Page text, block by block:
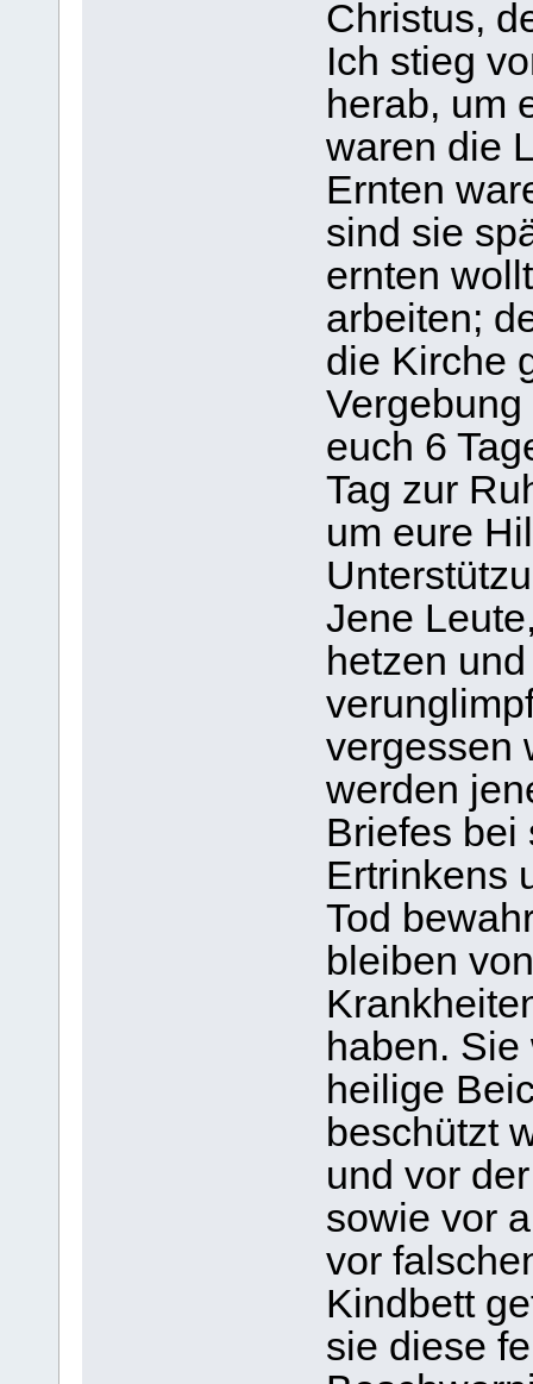
Christus,
Ich stieg
herab, um
waren die
Ernten
sind sie
ernten
arbeiten;
die Kirche
euch 6
Tag zur
um eure
Jene
hetzen
vergessen
werden
Briefes bei
Ertrinkens
Tod
bleiben
haben.
heilige
beschützt
und vor
sowie vor
vor
Kindbett
sie diese